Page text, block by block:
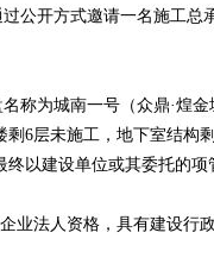
公开方式邀请一名施工
称为城南一号（众鼎·煌金
剩 6层未施工，地下室结构
终以建设单位或其委托的
业法人资格，具有建设